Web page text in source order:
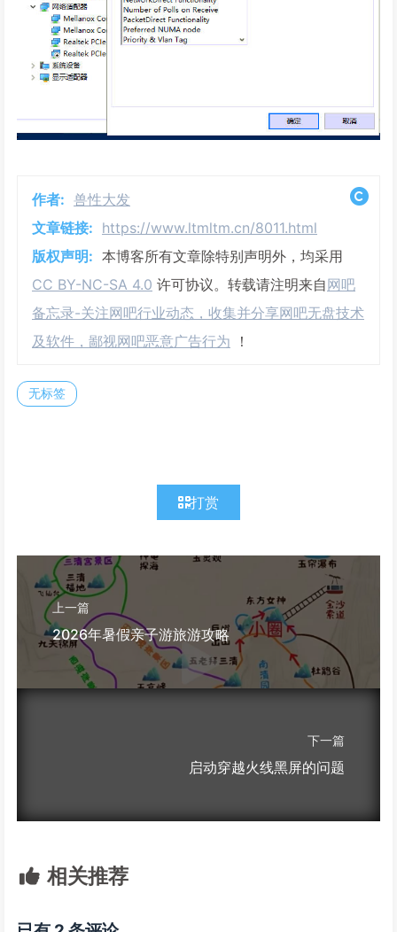
作者: 兽性大发
文章链接: https://www.ltmltm.cn/8011.html
版权声明: 本博客所有文章除特别声明外，均采用
CC BY-NC-SA 4.0 许可协议。转载请注明来自网吧
备忘录-关注网吧行业动态，收集并分享网吧无盘技术
及软件，鄙视网吧恶意广告行为 ！
无标签
打赏
上一篇
2026年暑假亲子游旅游攻略
下一篇
启动穿越火线黑屏的问题
相关推荐